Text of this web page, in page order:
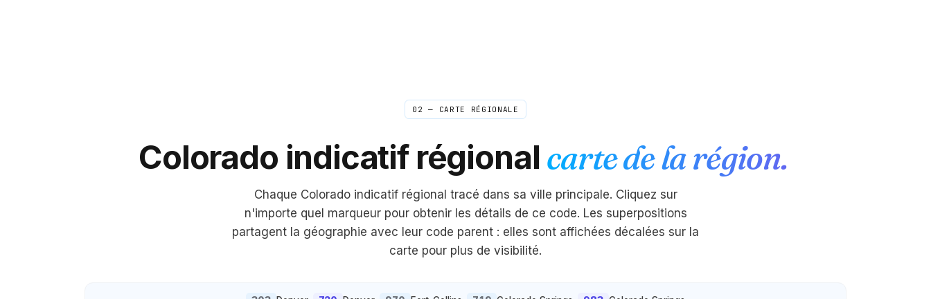
02 — CARTE RÉGIONALE
Colorado indicatif régional carte de la région.
Chaque Coloradoindicatif régional tracé dans sa ville principale. Cliquez sur
n'importe quel marqueur pour obtenir les détails de ce code. Les superpositions
partagent la géographie avec leur code parent : elles sont affichées décalées sur la
carte pour plus de visibilité.